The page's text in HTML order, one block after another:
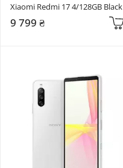
Xiaomi Redmi 17 4/128GB Black
9 799 ₴